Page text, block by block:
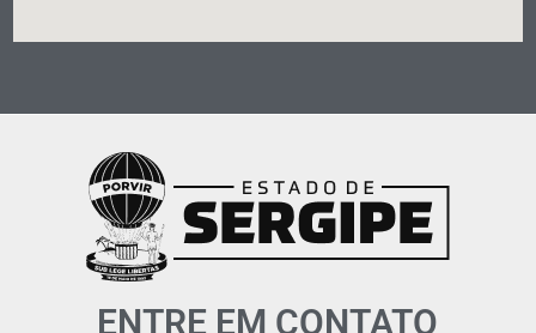
ENTRE EM CONTATO